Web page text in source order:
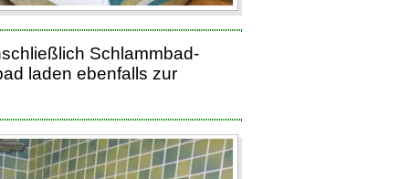
Schlammbad-
laden ebenfalls zur